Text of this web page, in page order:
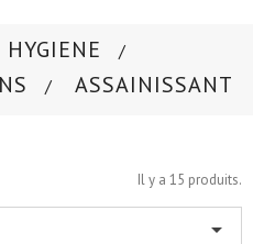
HYGIENE
ASSAINISSANT
Il y a 15 produits.
